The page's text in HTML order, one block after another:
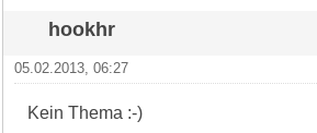
hookhr
05.02.2013, 06:27
Kein Thema :-)